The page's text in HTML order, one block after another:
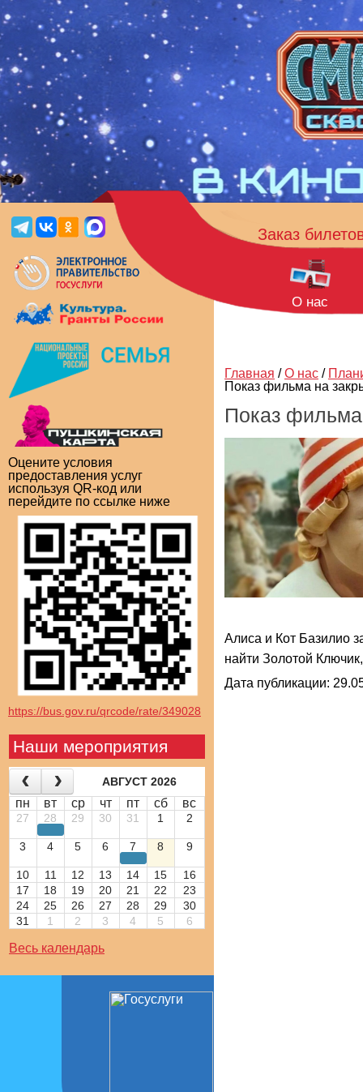
Оцените условия
предоставления услуг
используя QR-код или
перейдите по ссылке ниже
https://bus.gov.ru/qrcode/rate/349028
Наши мероприятия
АВГУСТ 2026
пн вт ср чт пт сб вс
27 28 29 30 31 1 2
3 4 5 6 7 8 9
10 11 12 13 14 15
16
17
18 19 20 21 22
23
24
25 26 27 28 29
30
31
1 2 3 4 5 6
Весь календарь
Заказ
О нас
Главная / О нас /
Показ фильма на
Показ
Алиса и Кот Базилио
найти Золотой
Дата публикации: